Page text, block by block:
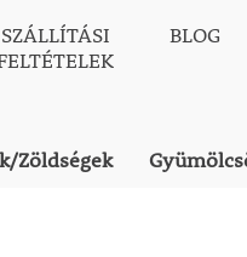
SZÁLLÍTÁSI
BLOG
Zöldségek